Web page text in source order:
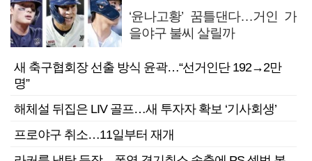
‘윤나고황’ 꿈틀댄다…거인 가
을야구 불씨 살릴까
새 축구협회장 선출 방식 윤곽…“선거인단 192→2만
명”
해체설 뒤집은 LIV 골프…새 투자자 확보 ‘기사회생’
프로야구 취소…11일부터 재개